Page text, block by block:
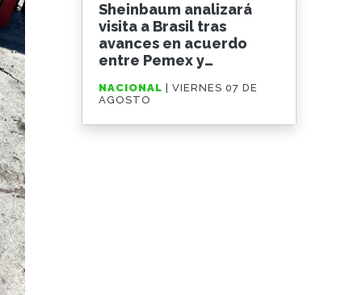
Sheinbaum analizará
visita a Brasil tras
avances en acuerdo
entre Pemex y
NACIONAL
| VIERNES 07 DE
AGOSTO